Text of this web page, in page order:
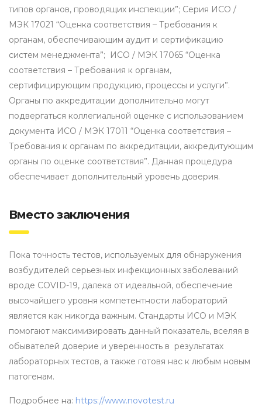
типов органов, проводящих инспекции”; Серия ИСО /
МЭК 17021 “Оценка соответствия – Требования к
органам, обеспечивающим аудит и сертификацию
систем менеджмента”; ИСО / МЭК 17065 “Оценка
соответствия – Требования к органам,
сертифицирующим продукцию, процессы и услуги”.
Органы по аккредитации дополнительно могут
подвергаться коллегиальной оценке с использованием
документа ИСО / МЭК 17011 “Оценка соответствия –
Требования к органам по аккредитации, аккредитующим
органы по оценке соответствия”. Данная процедура
обеспечивает дополнительный уровень доверия.
Вместо заключения
Пока точность тестов, используемых для обнаружения
возбудителей серьезных инфекционных заболеваний
вроде COVID-19, далека от идеальной, обеспечение
высочайшего уровня компетентности лабораторий
является как никогда важным. Стандарты ИСО и МЭК
помогают максимизировать данный показатель, вселяя в
обывателей доверие и уверенность в результатах
лабораторных тестов, а также готовя нас к любым новым
патогенам.
Подробнее на: https://www.novotest.ru